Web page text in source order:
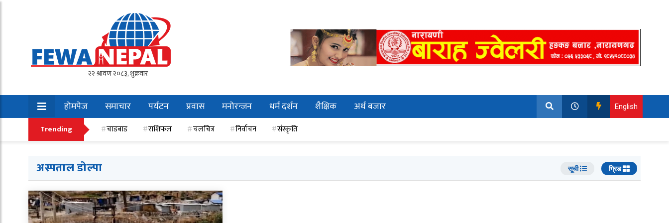
होमपेज समाचार पर्यटन प्रवास मनोरन्जन धर्म दर्शन शैक्षिक
अर्थ बजार
खेलकुद
English
Trending चाडबाड राशिफल चलचित्र निर्वाचन संस्कृति
अस्पताल डोल्पा सूची ग्रिड